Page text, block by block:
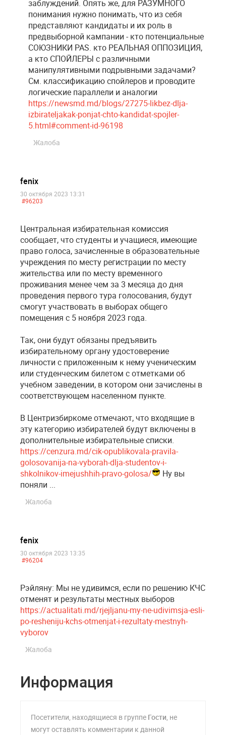
заблуждений. Опять же, для РАЗУМНОГО
понимания нужно понимать, что из себя
представляют кандидаты и их роль в
предвыборной кампании - кто потенциальные
СОЮЗНИКИ PAS. кто РЕАЛЬНАЯ ОППОЗИЦИЯ,
а кто СПОЙЛЕРЫ с различными
манипулятивными подрывными задачами?
См. классификацию спойлеров и проводите
логические параллели и аналогии
https://newsmd.md/blogs/27275-likbez-dlja-
izbirateljakak-ponjat-chto-kandidat-spojler-
5.html#comment-id-96198
Жалоба
fenix
30 октября 2023 13:31
#96203
Центральная избирательная комиссия
сообщает, что студенты и учащиеся, имеющие
право голоса, зачисленные в образовательные
учреждения по месту регистрации по месту
жительства или по месту временного
проживания менее чем за 3 месяца до дня
проведения первого тура голосования, будут
смогут участвовать в выборах общего
помещения с 5 ноября 2023 года.
Так, они будут обязаны предъявить
избирательному органу удостоверение
личности с приложенным к нему ученическим
или студенческим билетом с отметками об
учебном заведении, в котором они зачислены в
соответствующем населенном пункте.
В Центризбиркоме отмечают, что входящие в
эту категорию избирателей будут включены в
дополнительные избирательные списки.
https://cenzura.md/cik-opublikovala-pravila-
golosovanija-na-vyborah-dlja-studentov-i-
shkolnikov-imejushhih-pravo-golosa/
Ну вы
поняли ...
Жалоба
fenix
30 октября 2023 13:35
#96204
Рэйляну: Мы не удивимся, если по решению КЧС
отменят и результаты местных выборов
https://actualitati.md/rjejljanu-my-ne-udivimsja-esli-
po-resheniju-kchs-otmenjat-i-rezultaty-mestnyh-
vyborov
Жалоба
Информация
Посетители, находящиеся в группе Гости, не
могут оставлять комментарии к данной